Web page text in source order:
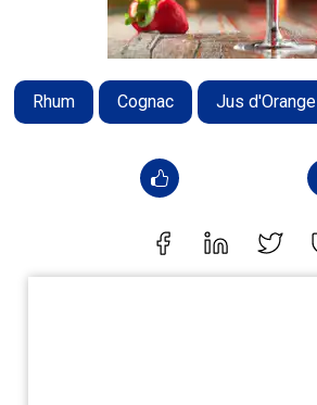
Rhum Cognac Jus d'Orange